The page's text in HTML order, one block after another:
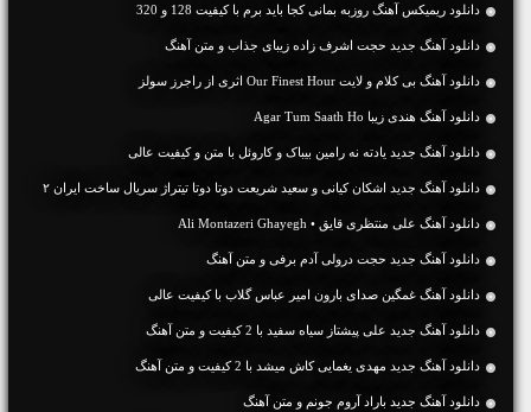
دانلود ریمیکس آهنگ روزبه بمانی کجا باید برم با کیفیت 128 و 320
دانلود آهنگ جديد حجت اشرف زاده زیبای جذاب و متن آهنگ
دانلود آهنگ بی کلام و لایت Our Finest Hour اثری از راجرز سولز
دانلود آهنگ هندی زیبا Agar Tum Saath Ho
دانلود آهنگ جديد یادته نه رامین بیباک و کاروئل با متن و کیفیت عالی
دانلود آهنگ جدید اشکان کیانی و سعید شریعت دوتا دوتا تیتراژ سریال ساخت ایران ۲
دانلود آهنگ علی منتظری قایق • Ali Montazeri Ghayegh
دانلود آهنگ جديد حجت درولی آدم برفی و متن آهنگ
دانلود آهنگ غمگین صدای بارون امیر عباس گلاب با کیفیت عالی
دانلود آهنگ جديد علی پیشتاز سیاه سفید با 2 کیفیت و متن آهنگ
دانلود آهنگ جديد مهدی یغمایی کاش میشد با 2 کیفیت و متن آهنگ
دانلود آهنگ جديد باراد آروم جونم و متن آهنگ